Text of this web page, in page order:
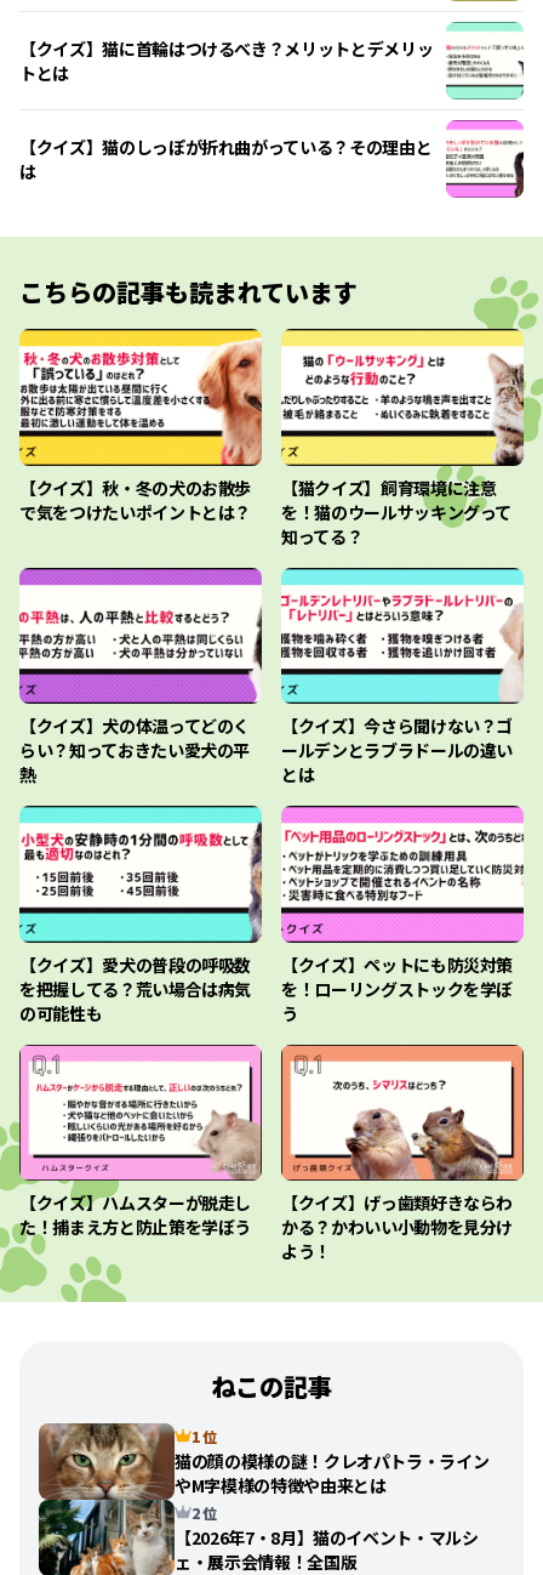
【クイズ】猫に首輪はつけるべき？メリットとデメリッ
トとは
【クイズ】猫のしっぽが折れ曲がっている？その理由と
は
こちらの記事も読まれています
【クイズ】秋・冬の犬のお散歩
で気をつけたいポイントとは？
【猫クイズ】飼育環境に注意
を！猫のウールサッキングって
知ってる？
【クイズ】犬の体温ってどのく
らい？知っておきたい愛犬の平
熱
【クイズ】今さら聞けない？ゴ
ールデンとラブラドールの違い
とは
【クイズ】愛犬の普段の呼吸数
を把握してる？荒い場合は病気
の可能性も
【クイズ】ペットにも防災対策
を！ローリングストックを学ぼ
う
【クイズ】ハムスターが脱走し
た！捕まえ方と防止策を学ぼう
【クイズ】げっ歯類好きならわ
かる？かわいい小動物を見分け
よう！
ねこの記事
1 位
猫の顔の模様の謎！クレオパトラ・ライン
やM字模様の特徴や由来とは
2 位
【2026年7・8月】猫のイベント・マルシ
ェ・展示会情報！全国版